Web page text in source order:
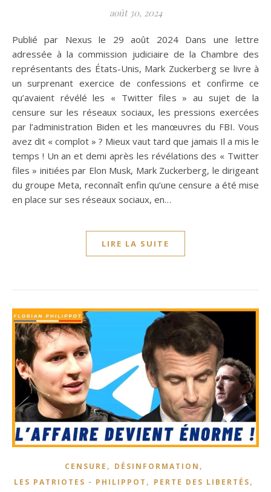
août 30, 2024
Publié par Nexus le 29 août 2024 Dans une lettre
adressée à la commission judiciaire de la Chambre des
représentants des États-Unis, Mark Zuckerberg se livre à
un surprenant exercice de confessions et confirme ce
qu’avaient révélé les « Twitter files » au sujet de la
censure sur les réseaux sociaux, les pressions exercées
par l’administration Biden et les manœuvres du FBI. Vous
avez dit « complot » ? Mieux vaut tard que jamais Il a mis le
temps ! Un an et demi après les révélations des « Twitter
files » initiées par Elon Musk, Mark Zuckerberg, le dirigeant
du groupe Meta, reconnaît enfin qu’une censure a été mise
en place sur ses réseaux sociaux, en…
LIRE LA SUITE
CENSURE , DÉSINFORMATION ,
LES PATRIOTES - PHILIPPOT , PERTE DES LIBERTÉS,